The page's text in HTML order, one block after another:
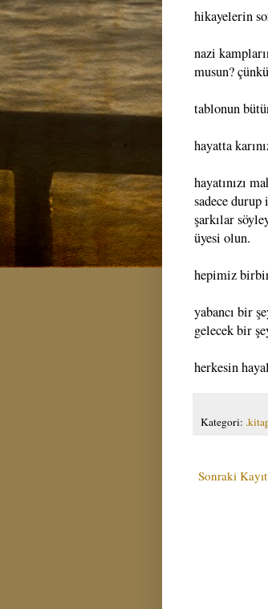
hikayelerin
nazi
musun?
tablonun
hayatta
hayatınızı
sadece
şarkılar
üyesi olun.
hepimiz
yabancı bir
gelecek bir
herkesin
Kategori:
Sonraki Kayıt